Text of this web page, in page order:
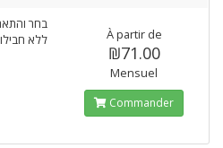
בחר
ללא
À partir de
₪71.00
Mensuel
Commander